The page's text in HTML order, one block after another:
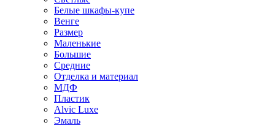
Белые шкафы-купе
Венге
Размер
Маленькие
Большие
Средние
Отделка и материал
МДФ
Пластик
Alvic Luxe
Эмаль